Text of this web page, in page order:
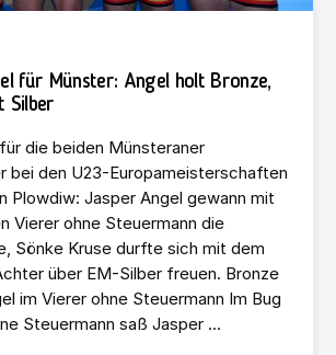
für Münster: Angel holt Bronze,
Silber
die beiden Münsteraner
bei den U23-Europameisterschaften
Plowdiw: Jasper Angel gewann mit
Vierer ohne Steuermann die
Sönke Kruse durfte sich mit dem
über EM-Silber freuen. Bronze
im Vierer ohne Steuermann Im Bug
Steuermann saß Jasper ...